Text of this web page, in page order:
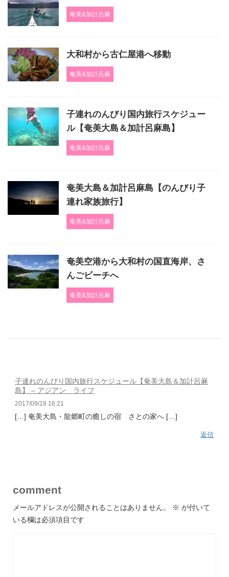
奄美&加計呂麻
大和村から古仁屋港へ移動
奄美&加計呂麻
子連れのんびり国内旅行スケジュー
ル【奄美大島＆加計呂麻島】
奄美&加計呂麻
奄美大島＆加計呂麻島【のんびり子
連れ家族旅行】
奄美&加計呂麻
奄美空港から大和村の国直海岸、さ
んごビーチへ
奄美&加計呂麻
子連れのんびり国内旅行スケジュール【奄美大島＆加計呂麻
島】 – アジアン ライフ
2017/09/18 16:21
[…] 奄美大島・龍郷町の癒しの宿 さとの家へ […]
返信
comment
メールアドレスが公開されることはありません。 ※ が付いて
いる欄は必須項目です